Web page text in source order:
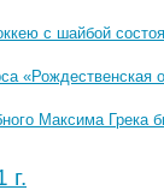
с шайбой
«Рождественская
Максима Грека
г.